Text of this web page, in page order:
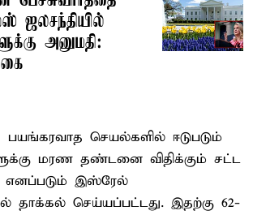
ஜலசந்தியில்
அனுமதி:
செயல்களில் ஈடுபடும்
மரண தண்டனை விதிக்கும் சட்ட
இஸ்ரேல்
தாக்கல் செய்யப்பட்டது. இதற்கு 62-